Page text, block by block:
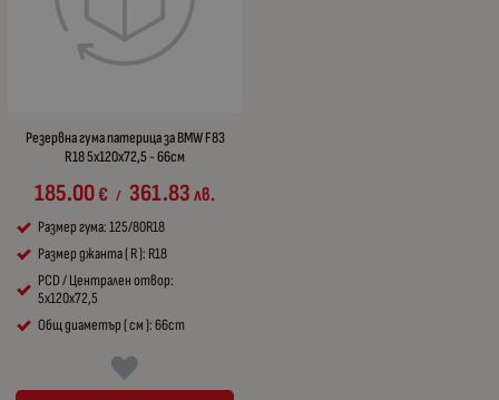
Резервна гума патерица за BMW F83
R18 5x120x72,5 - 66см
185.00€ / 361.83лв.
Размер гума: 125/80R18
Размер джанта ( R ): R18
PCD / Централен отвор:
5x120x72,5
Общ диаметър ( см ): 66cm